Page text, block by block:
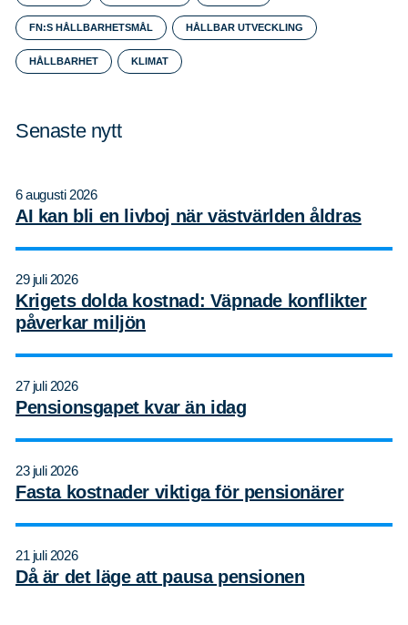
FN:S HÅLLBARHETSMÅL HÅLLBAR UTVECKLING
HÅLLBARHET KLIMAT
Senaste nytt
6 augusti 2026
AI kan bli en livboj när västvärlden åldras
29 juli 2026
Krigets dolda kostnad: Väpnade konflikter
påverkar miljön
27 juli 2026
Pensionsgapet kvar än idag
23 juli 2026
Fasta kostnader viktiga för pensionärer
21 juli 2026
Då är det läge att pausa pensionen
efter: